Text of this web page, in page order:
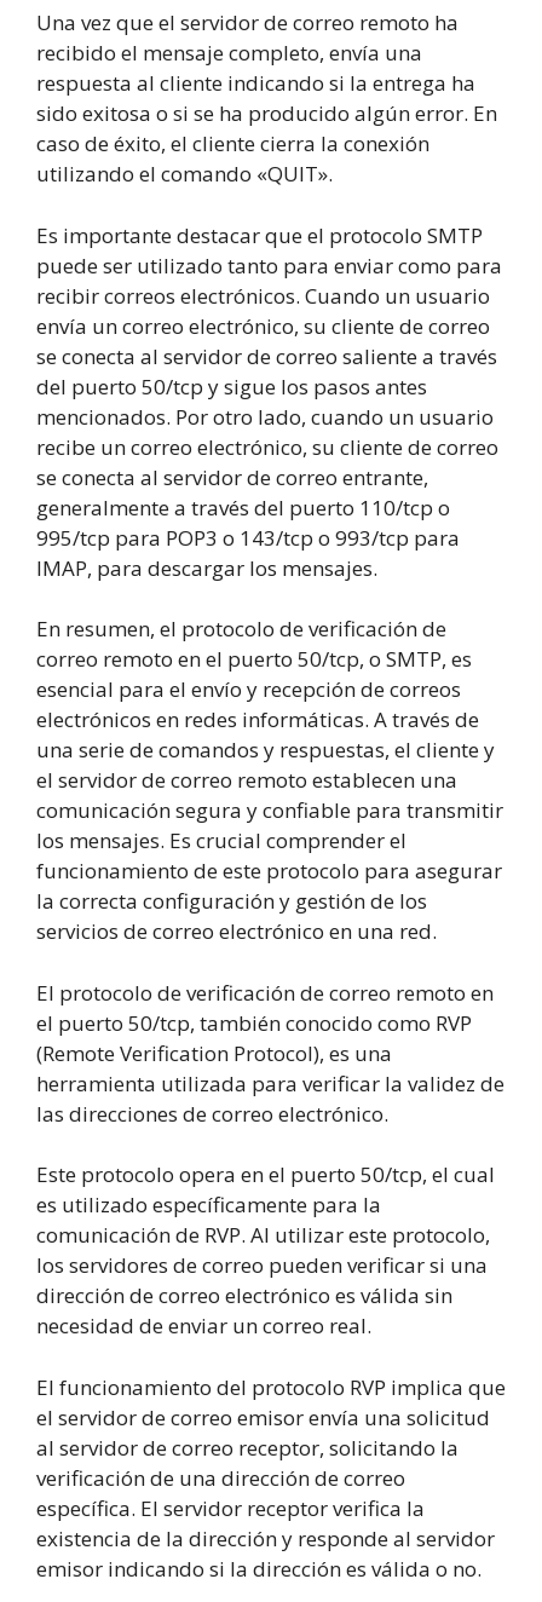
Una vez que el servidor de correo remoto ha
recibido el mensaje completo, envía una
respuesta al cliente indicando si la entrega ha
sido exitosa o si se ha producido algún error. En
caso de éxito, el cliente cierra la conexión
utilizando el comando «QUIT».
Es importante destacar que el protocolo SMTP
puede ser utilizado tanto para enviar como para
recibir correos electrónicos. Cuando un usuario
envía un correo electrónico, su cliente de correo
se conecta al servidor de correo saliente a través
del puerto 50/tcp y sigue los pasos antes
mencionados. Por otro lado, cuando un usuario
recibe un correo electrónico, su cliente de correo
se conecta al servidor de correo entrante,
generalmente a través del puerto 110/tcp o
995/tcp para POP3 o 143/tcp o 993/tcp para
IMAP, para descargar los mensajes.
En resumen, el protocolo de verificación de
correo remoto en el puerto 50/tcp, o SMTP, es
esencial para el envío y recepción de correos
electrónicos en redes informáticas. A través de
una serie de comandos y respuestas, el cliente y
el servidor de correo remoto establecen una
comunicación segura y confiable para transmitir
los mensajes. Es crucial comprender el
funcionamiento de este protocolo para asegurar
la correcta configuración y gestión de los
servicios de correo electrónico en una red.
El protocolo de verificación de correo remoto en
el puerto 50/tcp, también conocido como RVP
(Remote Verification Protocol), es una
herramienta utilizada para verificar la validez de
las direcciones de correo electrónico.
Este protocolo opera en el puerto 50/tcp, el cual
es utilizado específicamente para la
comunicación de RVP. Al utilizar este protocolo,
los servidores de correo pueden verificar si una
dirección de correo electrónico es válida sin
necesidad de enviar un correo real.
El funcionamiento del protocolo RVP implica que
el servidor de correo emisor envía una solicitud
al servidor de correo receptor, solicitando la
verificación de una dirección de correo
específica. El servidor receptor verifica la
existencia de la dirección y responde al servidor
emisor indicando si la dirección es válida o no.